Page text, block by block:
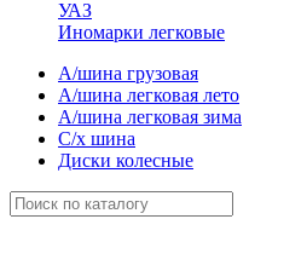
УАЗ
Иномарки легковые
А/шина грузовая
А/шина легковая лето
А/шина легковая зима
С/х шина
Диски колесные